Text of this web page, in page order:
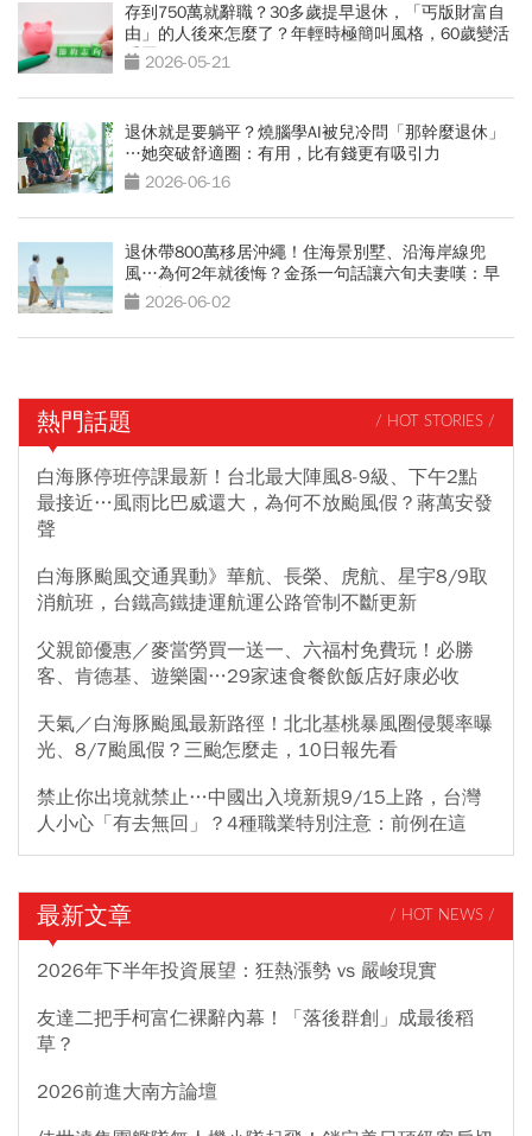
存到750萬就辭職？30多歲提早退休，「丐版財富自
由」的人後來怎麼了？年輕時極簡叫風格，60歲變活
受罪2026-05-21
退休就是要躺平？燒腦學AI被兒冷問「那幹麼退休」
…她突破舒適圈：有用，比有錢更有吸引力
2026-06-16
退休帶800萬移居沖繩！住海景別墅、沿海岸線兜
風…為何2年就後悔？金孫一句話讓六旬夫妻嘆：早
知不搬了
2026-06-02
熱門話題 / HOT STORIES /
白海豚停班停課最新！台北最大陣風8-9級、下午2點
最接近…風雨比巴威還大，為何不放颱風假？蔣萬安發
聲
白海豚颱風交通異動》華航、長榮、虎航、星宇8/9取
消航班，台鐵高鐵捷運航運公路管制不斷更新
父親節優惠／麥當勞買一送一、六福村免費玩！必勝
客、肯德基、遊樂園…29家速食餐飲飯店好康必收
天氣／白海豚颱風最新路徑！北北基桃暴風圈侵襲率曝
光、8/7颱風假？三颱怎麼走，10日報先看
禁止你出境就禁止…中國出入境新規9/15上路，台灣
人小心「有去無回」？4種職業特別注意：前例在這
最新文章 / HOT NEWS /
2026年下半年投資展望：狂熱漲勢 vs 嚴峻現實
友達二把手柯富仁裸辭內幕！「落後群創」成最後稻
草？
2026前進大南方論壇